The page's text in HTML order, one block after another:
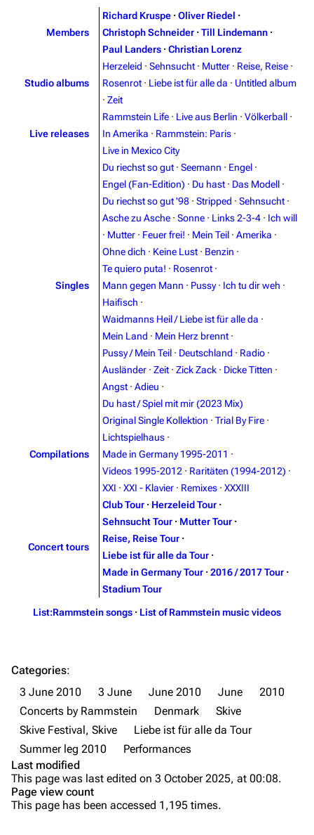
3.4K 12 290.3K
Navigation
Random page
Rammstein
Information
Videography
Song list
Tour dates
Merchandise
Information
Discography
Videography
Merchandise
Information
Discography
Videography
Song list
Tour dates
Merchandise
Till Lindemann
Discography
Videography
Song list
Tour dates
Merchandise
Flake Lorenz
Videography
Song list
Members
Purge
Members
Richard Kruspe · Oliver Riedel ·
Christoph Schneider · Till Lindemann ·
Paul Landers · Christian Lorenz
Studio albums
Herzeleid · Sehnsucht · Mutter · Reise, Reise ·
Rosenrot · Liebe ist für alle da · Untitled album
· Zeit
Live releases
Rammstein Life · Live aus Berlin · Völkerball ·
In Amerika · Rammstein: Paris ·
Live in Mexico City
Singles
Du riechst so gut · Seemann · Engel ·
Engel (Fan-Edition) · Du hast · Das Modell ·
Du riechst so gut '98 · Stripped · Sehnsucht ·
Asche zu Asche · Sonne · Links 2-3-4 · Ich will
· Mutter · Feuer frei! · Mein Teil · Amerika ·
Ohne dich · Keine Lust · Benzin ·
Te quiero puta! · Rosenrot ·
Mann gegen Mann · Pussy · Ich tu dir weh ·
Haifisch ·
Waidmanns Heil / Liebe ist für alle da ·
Mein Land · Mein Herz brennt ·
Pussy / Mein Teil · Deutschland · Radio ·
Ausländer · Zeit · Zick Zack · Dicke Titten ·
Angst · Adieu ·
Du hast / Spiel mit mir (2023 Mix)
Compilations
Original Single Kollektion · Trial By Fire ·
Lichtspielhaus ·
Made in Germany 1995-2011 ·
Videos 1995-2012 · Raritäten (1994-2012) ·
XXI · XXI - Klavier · Remixes · XXXIII
Concert tours
Club Tour · Herzeleid Tour ·
Sehnsucht Tour · Mutter Tour ·
Reise, Reise Tour ·
Liebe ist für alle da Tour ·
Made in Germany Tour · 2016 / 2017 Tour ·
Stadium Tour
List:Rammstein songs · List of Rammstein music videos
Categories:
3 June 2010
3 June June 2010 June
2010
Concerts by Rammstein
Denmark
Skive
Skive Festival, Skive
Liebe ist für alle da Tour
Summer leg 2010
Performances
Last modified
This page was last edited on 3 October 2025, at 00:08.
Page view count
This page has been accessed 1,195 times.